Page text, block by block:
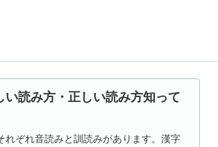
い読み方・正しい読み方知って
れぞれ音読みと訓読みがあります。漢字